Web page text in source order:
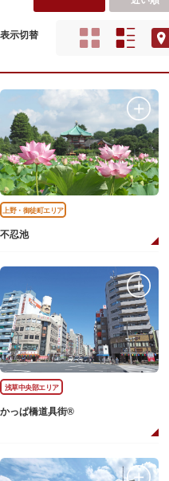
表示切替
上野・御徒町エリア
不忍池
浅草中央部エリア
かっぱ橋道具街®